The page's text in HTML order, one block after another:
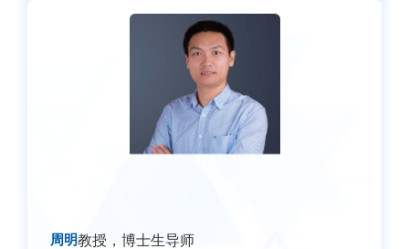
周明教授，博士生导师